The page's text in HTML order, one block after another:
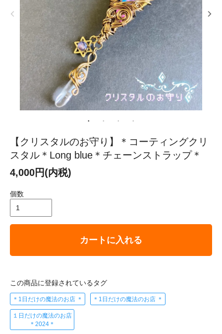
【クリスタルのお守り】＊コーティングクリ
スタル＊Long blue＊チェーンストラップ＊
4,000円(内税)
個数
カートに入れる
この商品に登録されているタグ
＊1日だけの魔法のお店 ＊ ＊1日だけの魔法のお店 ＊
１日だけの魔法のお店
＊2024＊